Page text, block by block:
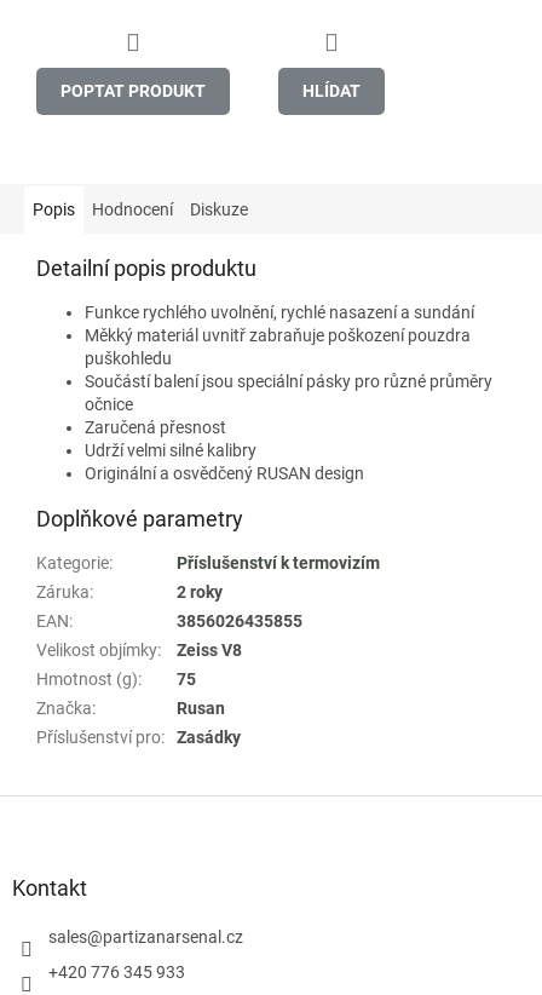
POPTAT PRODUKT HLÍDAT
Popis Hodnocení Diskuze
Detailní popis produktu
Funkce rychlého uvolnění, rychlé nasazení a sundání
Měkký materiál uvnitř zabraňuje poškození pouzdra
puškohledu
Součástí balení jsou speciální pásky pro různé průměry
očnice
Zaručená přesnost
Udrží velmi silné kalibry
Originální a osvědčený RUSAN design
Doplňkové parametry
Kategorie:
Příslušenství k termovizím
Záruka:
2 roky
EAN:
3856026435855
Velikost objímky:
Zeiss V8
Hmotnost (g):
75
Značka:
Rusan
Příslušenství pro: Zasádky
Kontakt
sales@partizanarsenal.cz
+420 776 345 933